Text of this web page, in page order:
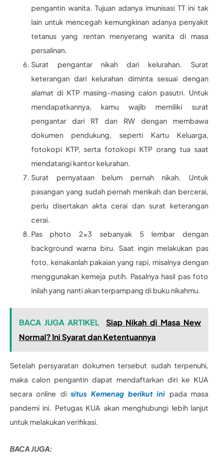
pengantin wanita. Tujuan adanya imunisasi TT ini tak
lain untuk mencegah kemungkinan adanya penyakit
tetanus yang rentan menyerang wanita di masa
persalinan.
Surat pengantar nikah dari kelurahan. Surat
keterangan dari kelurahan diminta sesuai dengan
alamat di KTP masing-masing calon pasutri. Untuk
mendapatkannya, kamu wajib memiliki surat
pengantar dari RT dan RW dengan membawa
dokumen pendukung, seperti Kartu Keluarga,
fotokopi KTP, serta fotokopi KTP orang tua saat
mendatangi kantor kelurahan.
Surat pernyataan belum pernah nikah. Untuk
pasangan yang sudah pernah menikah dan bercerai,
perlu disertakan akta cerai dan surat keterangan
cerai.
Pas photo 2×3 sebanyak 5 lembar dengan
background warna biru. Saat ingin melakukan pas
foto, kenakanlah pakaian yang rapi, misalnya dengan
menggunakan kemeja putih. Pasalnya hasil pas foto
inilah yang nanti akan terpampang di buku nikahmu.
BACA JUGA ARTIKEL
Siap Nikah di Masa New
Normal? Ini Syarat dan Ketentuannya
Setelah persyaratan dokumen tersebut sudah terpenuhi,
maka calon pengantin dapat mendaftarkan diri ke KUA
secara online disitus Kemenag berikut ini pada masa
pandemi ini. Petugas KUA akan menghubungi lebih lanjut
untuk melakukan verifikasi.
BACA JUGA: